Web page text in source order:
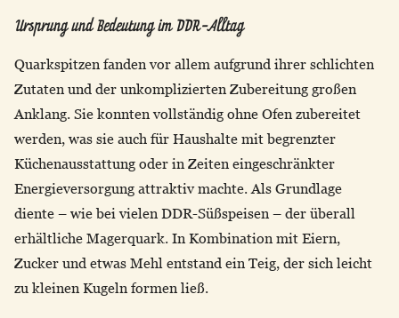
Ursprung und Bedeutung im DDR-Alltag
Quarkspitzen fanden vor allem aufgrund ihrer schlichten
Zutaten und der unkomplizierten Zubereitung großen
Anklang. Sie konnten vollständig ohne Ofen zubereitet
werden, was sie auch für Haushalte mit begrenzter
Küchenausstattung oder in Zeiten eingeschränkter
Energieversorgung attraktiv machte. Als Grundlage
diente – wie bei vielen DDR-Süßspeisen – der überall
erhältliche Magerquark. In Kombination mit Eiern,
Zucker und etwas Mehl entstand ein Teig, der sich leicht
zu kleinen Kugeln formen ließ.